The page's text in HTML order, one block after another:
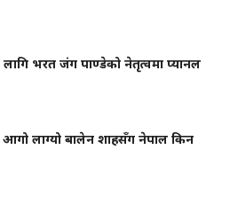
लागि भरत जंग पाण्डेको नेतृत्वमा प्यानल
आगो लाग्यो बालेन शाहसँग नेपाल किन